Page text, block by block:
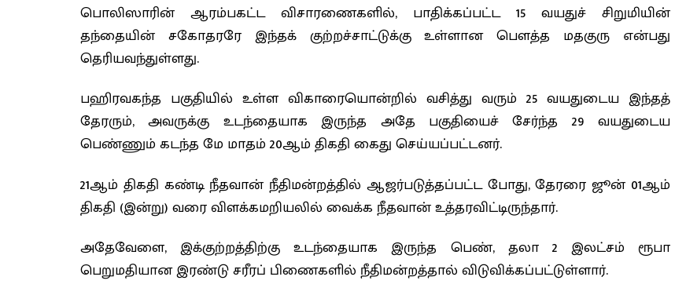
பொலிஸாரின் ஆரம்பகட்ட விசாரணைகளில், பாதிக்கப்பட்ட 15 வயதுச் சிறுமியின்
தந்தையின் சகோதரரே இந்தக் குற்றச்சாட்டுக்கு உள்ளான பௌத்த மதகுரு என்பது
தெரியவந்துள்ளது.
பஹிரவகந்த பகுதியில் உள்ள விகாரையொன்றில் வசித்து வரும் 25 வயதுடைய இந்தத்
தேரரும், அவருக்கு உடந்தையாக இருந்த அதே பகுதியைச் சேர்ந்த 29 வயதுடைய
பெண்ணும் கடந்த மே மாதம் 20ஆம் திகதி கைது செய்யப்பட்டனர்.
21ஆம் திகதி கண்டி நீதவான் நீதிமன்றத்தில் ஆஜர்படுத்தப்பட்ட போது, தேரரை ஜூன் 01ஆம்
திகதி (இன்று) வரை விளக்கமறியலில் வைக்க நீதவான் உத்தரவிட்டிருந்தார்.
அதேவேளை, இக்குற்றத்திற்கு உடந்தையாக இருந்த பெண், தலா 2 இலட்சம் ரூபா
பெறுமதியான இரண்டு சரீரப் பிணைகளில் நீதிமன்றத்தால் விடுவிக்கப்பட்டுள்ளார்.